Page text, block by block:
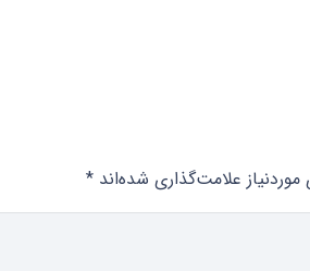
علامت‌گذاری شده‌اند *